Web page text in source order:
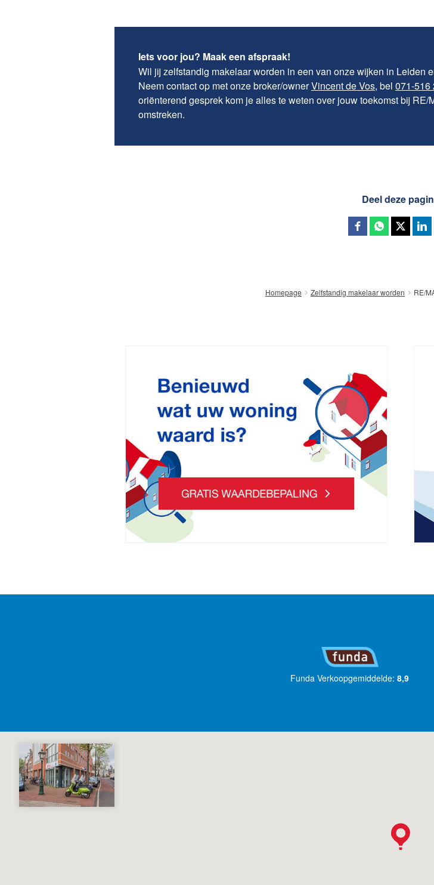
Iets voor jou? Maak een afspraak!
Wil jij zelfstandig makelaar worden in een van onze wijken in Leiden
Neem contact op met onze broker/ownerVincent de Vos, bel 071-516
oriënterend gesprek kom je alles te weten over jouw toekomst bij
omstreken.
Deel deze
Homepage Zelfstandig makelaar worden RE/
Funda Verkoopgemiddelde:8,9